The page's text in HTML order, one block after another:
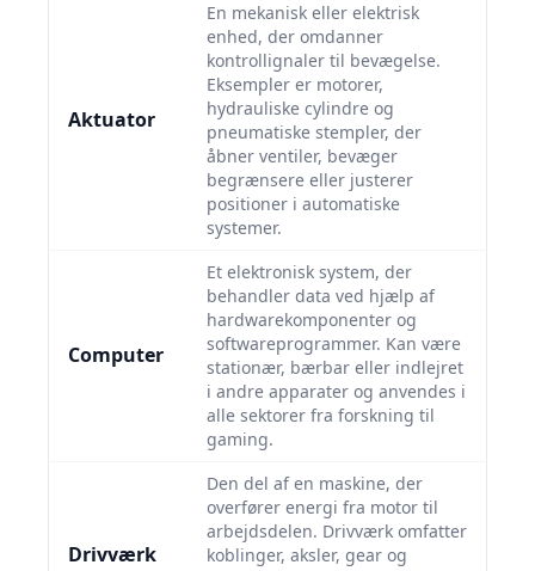
Aktuator
En mekanisk eller elektrisk
enhed, der omdanner
kontrollignaler til bevægelse.
Eksempler er motorer,
hydrauliske cylindre og
pneumatiske stempler, der
åbner ventiler, bevæger
begrænsere eller justerer
positioner i automatiske
systemer.
Computer
Et elektronisk system, der
behandler data ved hjælp af
hardwarekomponenter og
softwareprogrammer. Kan være
stationær, bærbar eller indlejret
i andre apparater og anvendes i
alle sektorer fra forskning til
gaming.
Drivværk
Den del af en maskine, der
overfører energi fra motor til
arbejdsdelen. Drivværk omfatter
koblinger, aksler, gear og